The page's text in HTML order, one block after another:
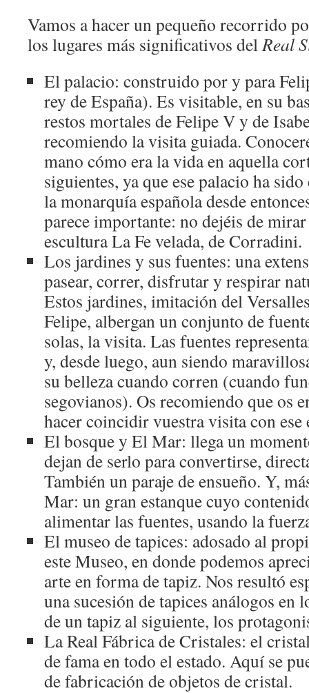
Vamos a hacer un pequeño recorrido
los lugares más significativos delReal
El palacio: construido por y para
rey de España). Es visitable, en su
restos mortales de Felipe V y de
recomiendo la visita guiada.
mano cómo era la vida en aquella
siguientes, ya que ese palacio ha
la monarquía española desde
parece importante: no dejéis de
escultura La Fe velada, de Corradini.
Los jardines y sus fuentes: una
pasear, correr, disfrutar y respirar
Estos jardines, imitación del
Felipe, albergan un conjunto de
solas, la visita. Las fuentes
y, desde luego, aun siendo
su belleza cuando corren (cuando
segovianos). Os recomiendo que os
hacer coincidir vuestra visita con ese
El bosque y El Mar: llega un
dejan de serlo para convertirse,
También un paraje de ensueño. Y,
Mar: un gran estanque cuyo
alimentar las fuentes, usando la
El museo de tapices: adosado al
este Museo, en donde podemos
arte en forma de tapiz. Nos resultó
una sucesión de tapices análogos en
de un tapiz al siguiente, los
La Real Fábrica de Cristales: el
de fama en todo el estado. Aquí se
de fabricación de objetos de cristal.